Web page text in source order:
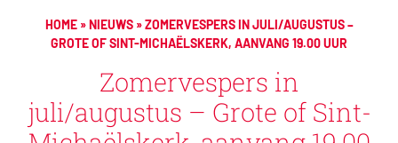
HOME»NIEUWS»ZOMERVESPERS IN JULI/AUGUSTUS –
GROTE OF SINT-MICHAËLSKERK, AANVANG 19.00 UUR
Zomervespers in
juli/augustus – Grote of Sint-